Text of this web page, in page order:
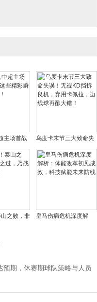
主场首战
彩瞬间引
乌度卡末节三大致命失
误！无视KD挡拆良机，
弃用卡佩拉，边线球再
酿大错！
之败，非
皇马伤病危机深度解
期，休赛期球队策略与人员